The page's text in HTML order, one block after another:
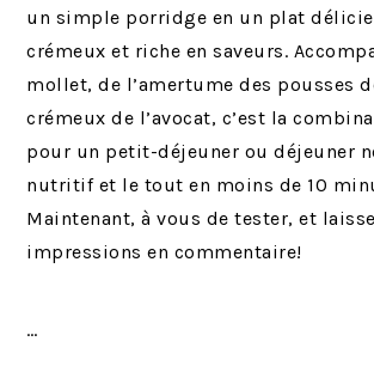
un simple porridge en un plat
crémeux et riche en saveurs.
mollet, de l’amertume des pousses
crémeux de l’avocat, c’est la
pour un petit-déjeuner ou déjeuner
nutritif et le tout en moins de 10
Maintenant, à vous de tester, et
impressions en commentaire!
…